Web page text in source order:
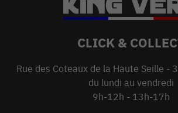
CLICK &
Rue des Coteaux de la Haute Seille -
du lundi au vendredi
9h-12h - 13h-17h